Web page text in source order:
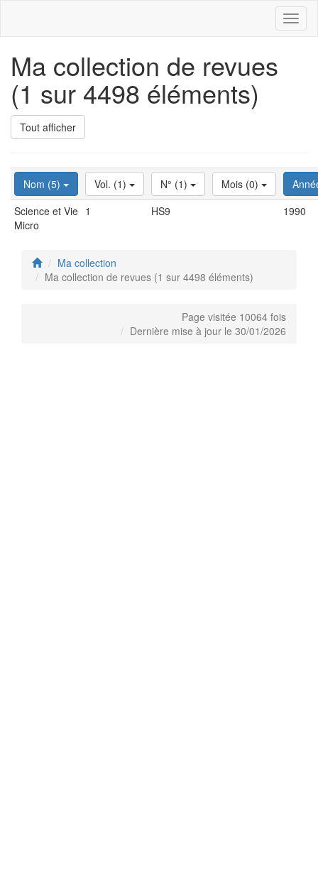
Ma collection de revues
(1 sur 4498 éléments)
Tout afficher
Nom (5) Vol. (1) N° (1) Mois (0)
Science et Vie
Micro
1 HS9 1990
Ma collection
Ma collection de revues (1 sur 4498 éléments)
Page visitée 10064 fois
Dernière mise à jour le 30/01/2026